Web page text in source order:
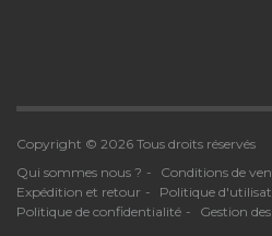
Copyright © 2026 Tous droits réservés
Qui sommes nous ?
Conditions de
Expédition et retour
Politique
Politique de confidentialité
Gestion